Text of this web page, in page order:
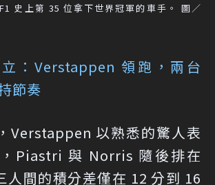
史上第 35 位拿下世界冠軍的車手。 圖／
：Verstappen 領跑，兩台
節奏
Verstappen 以熟悉的驚人表
Piastri 與 Norris 隨後排在
人間的積分差僅在 12 分到 16